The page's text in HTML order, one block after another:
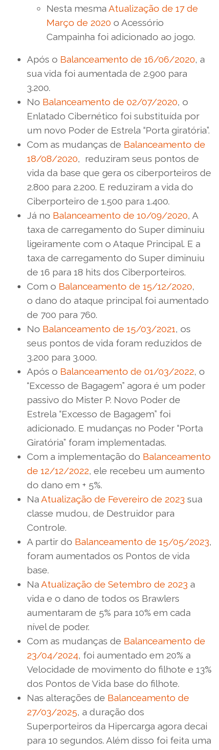
Nesta mesma Atualização de 17 de
Março de 2020 o Acessório
Campainha foi adicionado ao jogo.
Após o Balanceamento de 16/06/2020, a
sua vida foi aumentada de 2.900 para
3.200.
No Balanceamento de 02/07/2020, o
Enlatado Cibernético foi substituída por
um novo Poder de Estrela “Porta giratória”.
Com as mudanças de Balanceamento de
18/08/2020, reduziram seus pontos de
vida da base que gera os ciberporteiros de
2.800 para 2.200. E reduziram a vida do
Ciberporteiro de 1.500 para 1.400.
Já no Balanceamento de 10/09/2020, A
taxa de carregamento do Super diminuiu
ligeiramente com o Ataque Principal. E a
taxa de carregamento do Super diminuiu
de 16 para 18 hits dos Ciberporteiros.
Com o Balanceamento de 15/12/2020,
o dano do ataque principal foi aumentado
de 700 para 760.
No Balanceamento de 15/03/2021, os
seus pontos de vida foram reduzidos de
3.200 para 3.000.
Após o Balanceamento de 01/03/2022, o
“Excesso de Bagagem” agora é um poder
passivo do Mister P. Novo Poder de
Estrela “Excesso de Bagagem” foi
adicionado. E mudanças no Poder “Porta
Giratória” foram implementadas.
Com a implementação do Balanceamento
de 12/12/2022, ele recebeu um aumento
do dano em + 5%.
Na Atualização de Fevereiro de 2023 sua
classe mudou, de Destruidor para
Controle.
A partir do Balanceamento de 15/05/2023,
foram aumentados os Pontos de vida
base.
Na Atualização de Setembro de 2023 a
vida e o dano de todos os Brawlers
aumentaram de 5% para 10% em cada
nível de poder.
Com as mudanças de Balanceamento de
23/04/2024, foi aumentado em 20% a
Velocidade de movimento do filhote e 13%
dos Pontos de Vida base do filhote.
Nas alterações de Balanceamento de
27/03/2025, a duração dos
Superporteiros da Hipercarga agora decai
para 10 segundos. Além disso foi feita uma